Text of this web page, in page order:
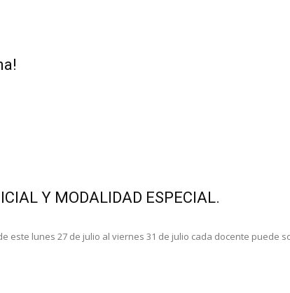
Y MODALIDAD ESPECIAL.
este lunes 27 de julio al viernes 31 de julio cada docente puede